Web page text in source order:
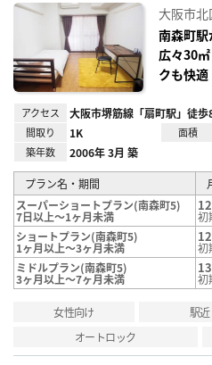
大阪市北
南森町駅
広々30
クも快適
アクセス 大阪市堺筋線「扇町駅」徒歩
間取り 1K 面積
築年数 2006年 3月 築
プラン名・期間
スーパーショートプラン(南森町5)
7日以上～1ヶ月未満
初
ショートプラン(南森町5)
1ヶ月以上～3ヶ月未満
初
ミドルプラン(南森町5)
3ヶ月以上～7ヶ月未満 初
女性向け 駅近
オートロック